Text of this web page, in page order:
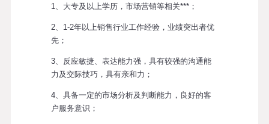
1、大专及以上学历，市场营销等相关***；
2、1-2年以上销售行业工作经验，业绩突出者优
先；
3、反应敏捷、表达能力强，具有较强的沟通能
力及交际技巧，具有亲和力；
4、具备一定的市场分析及判断能力，良好的客
户服务意识；